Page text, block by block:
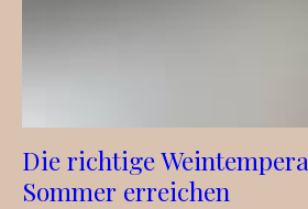
Die richtige
Sommer erreichen